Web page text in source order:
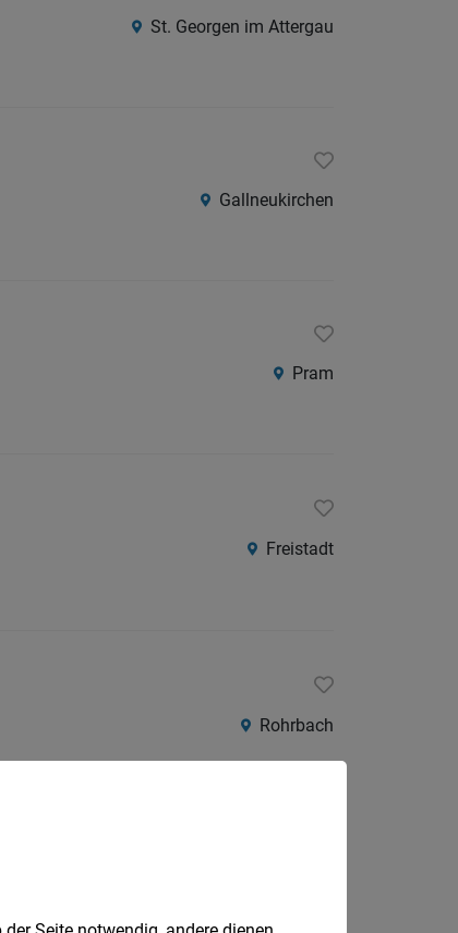
St. Georgen im Attergau
Gallneukirchen
Pram
Freistadt
Rohrbach